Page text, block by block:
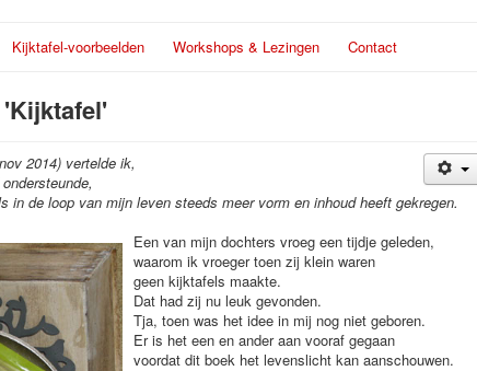
Kijktafel-voorbeelden Workshops & Lezingen Contact
'Kijktafel'
2014) vertelde ik,
in de loop van mijn leven steeds meer vorm en inhoud heeft gekregen.
Een van mijn dochters vroeg een tijdje geleden,
waarom ik vroeger toen zij klein waren
geen kijktafels maakte.
Dat had zij nu leuk gevonden.
Tja, toen was het idee in mij nog niet geboren.
Er is het een en ander aan vooraf gegaan
voordat dit boek het levenslicht kan aanschouwen.